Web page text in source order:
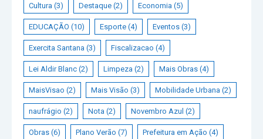
Cultura (3) Destaque (2) Economia (5)
EDUCAÇÃO (10) Esporte (4) Eventos (3)
Exercita Santana (3) Fiscalizacao (4)
Lei Aldir Blanc (2) Limpeza (2) Mais Obras (4)
MaisVisao (2) Mais Visão (3) Mobilidade Urbana (2)
naufrágio (2) Nota (2) Novembro Azul (2)
Obras (6) Plano Verão (7) Prefeitura em Ação (4)